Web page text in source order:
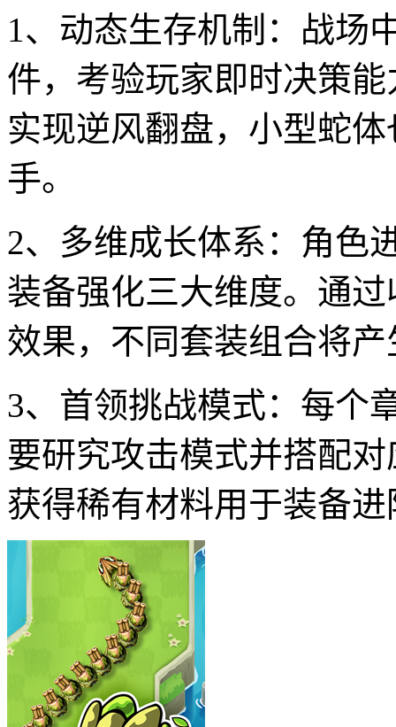
1、动态生存机制：战场
件，考验玩家即时决策
实现逆风翻盘，小型蛇
手。
2、多维成长体系：角色
装备强化三大维度。通
效果，不同套装组合将
3、首领挑战模式：每个
要研究攻击模式并搭配
获得稀有材料用于装备进